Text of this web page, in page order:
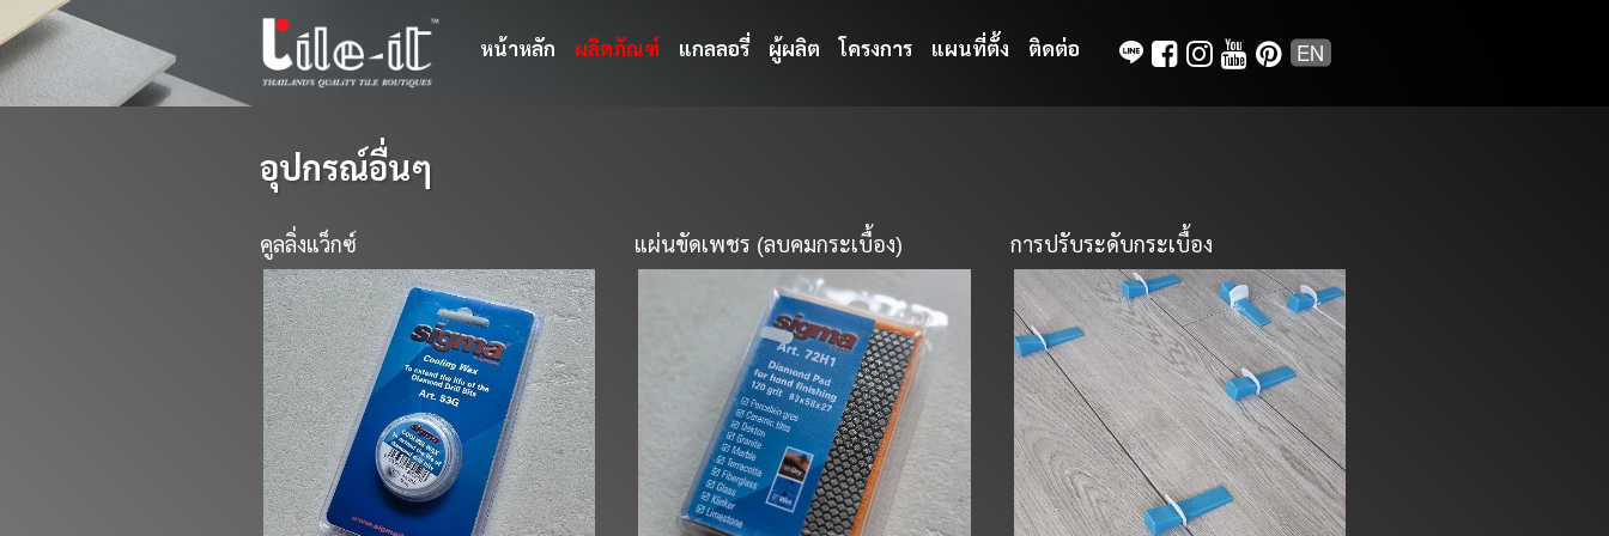
EN
หน้าหลัก ผลิตภัณฑ์ แกลลอรี่ ผู้ผลิต โครงการ แผนที่ตั้ง ติดต่อ
อุปกรณ์อื่นๆ
คูลลิ่งแว็กซ์ แผ่นขัดเพชร (ลบคมกระเบื้อง) การปรับระดับกระเบื้อง